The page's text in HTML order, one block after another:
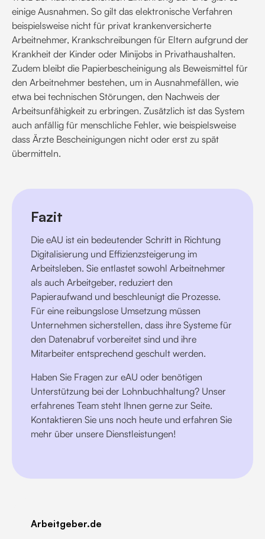
einige Ausnahmen. So gilt das elektronische Verfahren
beispielsweise nicht für privat krankenversicherte
Arbeitnehmer, Krankschreibungen für Eltern aufgrund der
Krankheit der Kinder oder Minijobs in Privathaushalten.
Zudem bleibt die Papierbescheinigung als Beweismittel für
den Arbeitnehmer bestehen, um in Ausnahmefällen, wie
etwa bei technischen Störungen, den Nachweis der
Arbeitsunfähigkeit zu erbringen. Zusätzlich ist das System
auch anfällig für menschliche Fehler, wie beispielsweise
dass Ärzte Bescheinigungen nicht oder erst zu spät
übermitteln.
Fazit
Die eAU ist ein bedeutender Schritt in Richtung
Digitalisierung und Effizienzsteigerung im
Arbeitsleben. Sie entlastet sowohl Arbeitnehmer
als auch Arbeitgeber, reduziert den
Papieraufwand und beschleunigt die Prozesse.
Für eine reibungslose Umsetzung müssen
Unternehmen sicherstellen, dass ihre Systeme für
den Datenabruf vorbereitet sind und ihre
Mitarbeiter entsprechend geschult werden.
Haben Sie Fragen zur eAU oder benötigen
Unterstützung bei der Lohnbuchhaltung? Unser
erfahrenes Team steht Ihnen gerne zur Seite.
Kontaktieren Sie uns noch heute und erfahren Sie
mehr über unsere Dienstleistungen!
Arbeitgeber.de